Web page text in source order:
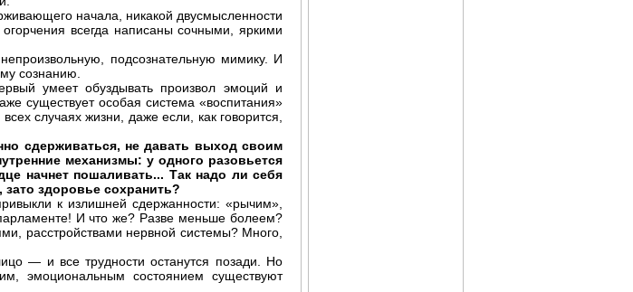
начала, никакой двусмысленности
всегда написаны сочными, яркими
подсознательную мимику. И
сознанию.
умеет обуздывать произвол эмоций и
существует особая система «воспитания»
случаях жизни, даже если, как говорится,
сдерживаться, не давать выход своим
механизмы: у одного разовьется
начнет пошаливать... Так надо ли себя
здоровье сохранить?
к излишней сдержанности: «рычим»,
И что же? Разве меньше болеем?
расстройствами нервной системы? Много,
— и все трудности останутся позади. Но
эмоциональным состоянием существуют